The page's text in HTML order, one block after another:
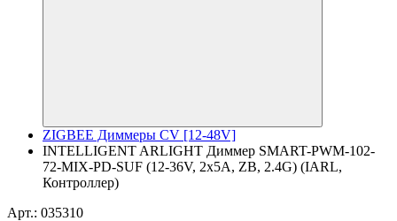
ZIGBEE Диммеры CV [12-48V]
INTELLIGENT ARLIGHT Диммер SMART-PWM-102-
72-MIX-PD-SUF (12-36V, 2x5A, ZB, 2.4G) (IARL,
Контроллер)
Арт.: 035310